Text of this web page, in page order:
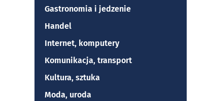
Gastronomia i jedzenie
Handel
Internet, komputery
Komunikacja, transport
Kultura, sztuka
Moda, uroda